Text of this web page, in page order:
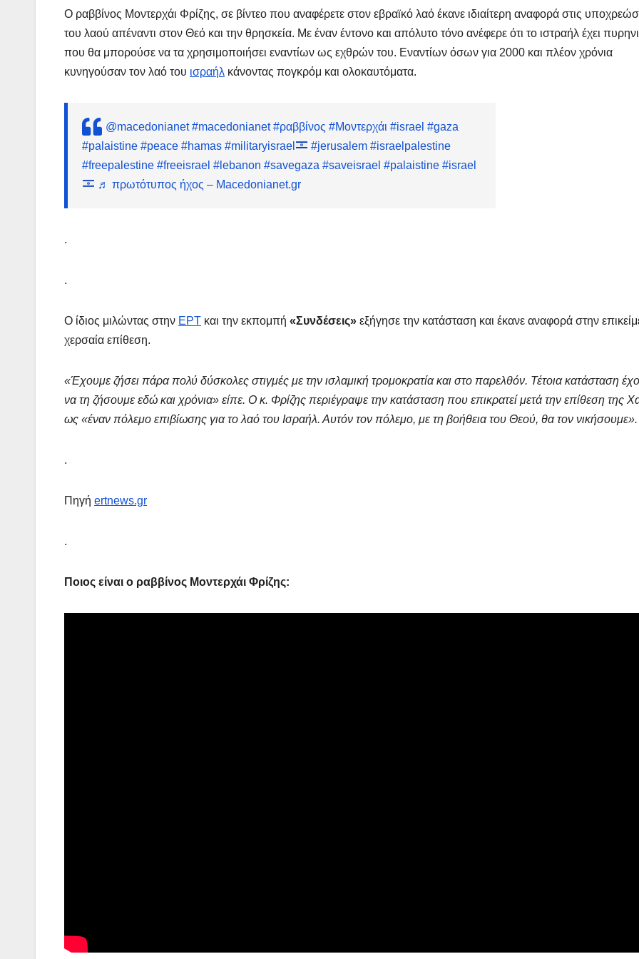
Ο ραββίνος Μοντερχάι Φρίζης, σε βίντεο που αναφέρετε στον εβραϊκό λαό έκανε ιδιαίτερη αναφορά στις
του λαού απέναντι στον Θεό και την θρησκεία. Με έναν έντονο και απόλυτο τόνο ανέφερε ότι το ιστραήλ έχει
που θα μπορούσε να τα χρησιμοποιήσει εναντίων ως εχθρών του. Εναντίων όσων για 2000 και πλέον χρόνια
κυνηγούσαν τον λαό του ισραήλ κάνοντας πογκρόμ και ολοκαυτόματα.
@macedonianet #macedonianet #ραββίνος #Μοντερχάι #israel #gaza
#palaistine #peace #hamas #militaryisrael #jerusalem #israelpalestine
#freepalestine #freeisrael #lebanon #savegaza #saveisrael #palaistine #israel
♬ πρωτότυπος ήχος – Macedonianet.gr
.
.
Ο ίδιος μιλώντας στην ΕΡΤ και την εκπομπή «Συνδέσεις» εξήγησε την κατάσταση και έκανε αναφορά στην
χερσαία επίθεση.
«Έχουμε ζήσει πάρα πολύ δύσκολες στιγμές με την ισλαμική τρομοκρατία και στο παρελθόν. Τέτοια κατάσταση
να τη ζήσουμε εδώ και χρόνια» είπε. Ο κ. Φρίζης περιέγραψε την κατάσταση που επικρατεί μετά την επίθεση της
ως «έναν πόλεμο επιβίωσης για το λαό του Ισραήλ. Αυτόν τον πόλεμο, με τη βοήθεια του Θεού, θα τον νικήσουμε».
.
Πηγή ertnews.gr
.
Ποιος είναι ο ραββίνος Μοντερχάι Φρίζης:
;